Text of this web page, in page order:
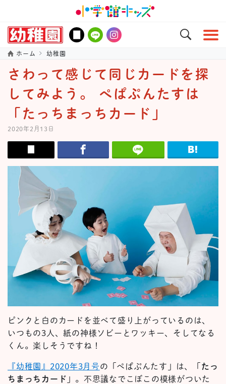
ホーム 幼稚園
さわって感じて同じカードを探
してみよう。 ぺぱぷんたすは
「たっちまっちカード」
2020年2月13日
ピンクと白のカードを並べて盛り上がっているのは、
いつもの3人、紙の神様ソビーとワッキー、そしてなる
くん。楽しそうですね！
『幼稚園』2020年3月号の「ぺぱぷんたす」は、「 たっ
ちまっちカード 」。不思議なでこぼこの模様がついた